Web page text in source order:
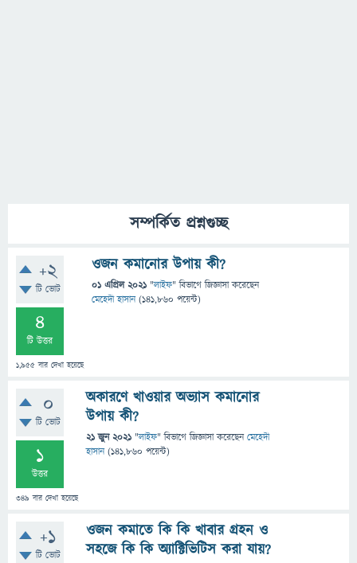
সম্পর্কিত প্রশ্নগুচ্ছ
+2
টি ভোট
4
টি উত্তর
1,955 বার দেখা হয়েছে
ওজন কমানোর উপায় কী?
01 এপ্রিল 2021 "লাইফ" বিভাগে জিজ্ঞাসাকরেছেন
মেহেদী হাসান (141,860 পয়েন্ট)
0
টি ভোট
1
উত্তর
349 বার দেখা হয়েছে
অকারণে খাওয়ার অভ্যাস কমানোর
উপায় কী?
21 জুন 2021 "লাইফ" বিভাগে জিজ্ঞাসাকরেছেনমেহেদী
হাসান (141,860 পয়েন্ট)
+1
টি ভোট
ওজন কমাতে কি কি খাবার গ্রহন ও
সহজে কি কি অ্যাক্টিভিটিস করা যায়?